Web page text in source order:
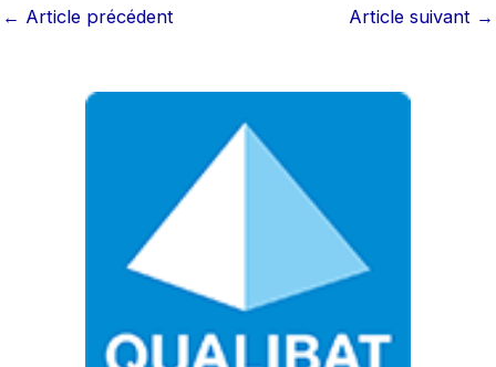
← Article précédent Article suivant →